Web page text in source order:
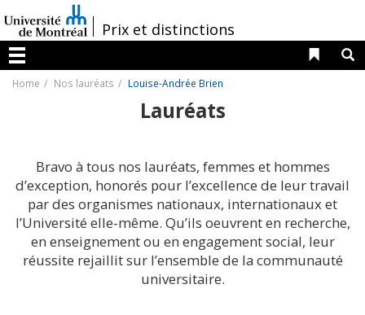
au
contenu
/Prix et distinctions
Menu
Liens
Home Nos lauréats Louise-Andrée Brien
Lauréats
Bravo à tous nos lauréats, femmes et hommes
d’exception, honorés pour l’excellence de leur travail
par des organismes nationaux, internationaux et
l’Université elle-même. Qu’ils oeuvrent en recherche,
en enseignement ou en engagement social, leur
réussite rejaillit sur l’ensemble de la communauté
universitaire.